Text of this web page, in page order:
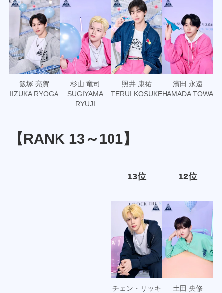
飯塚 亮賀
IIZUKA RYOGA
杉山 竜司
SUGIYAMA
RYUJI
照井 康祐
TERUI KOSUKE
濱田 永遠
HAMADA TOWA
【RANK 13～101】
13位 12位
チェン・リッキ
土田 央修